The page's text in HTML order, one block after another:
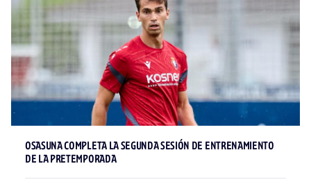
OSASUNA COMPLETA LA SEGUNDA SESIÓN DE ENTRENAMIENTO
DE LA PRETEMPORADA